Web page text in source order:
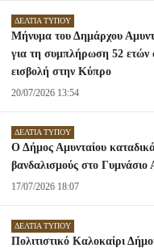
ΔΕΛΤΊΑ ΤΎΠΟΥ
Μήνυμα του Δημάρχου
για τη συμπλήρωση 52 ετών
εισβολή στην Κύπρο
20/07/2026 13:54
ΔΕΛΤΊΑ ΤΎΠΟΥ
Ο Δήμος Αμυνταίου
βανδαλισμούς στο Γυμνάσιο
17/07/2026 18:07
ΔΕΛΤΊΑ ΤΎΠΟΥ
Πολιτιστικό Καλοκαίρι